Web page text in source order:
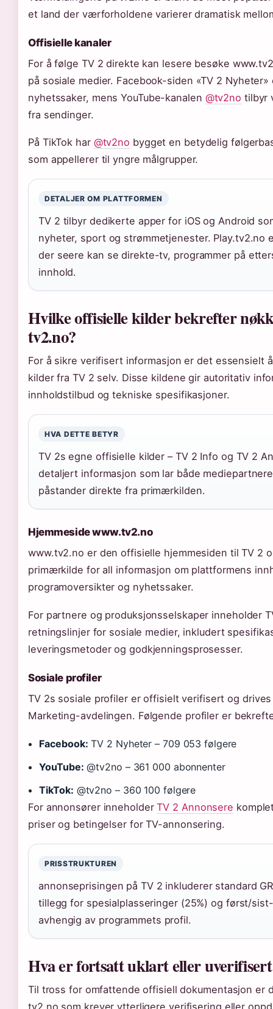
et land der værforholdene varierer dramatisk
Offisielle kanaler
For å følge TV 2 direkte kan lesere besøke
på sosiale medier. Facebook-siden «TV 2
nyhetssaker, mens YouTube-kanalen @tv2no tilbyr
fra sendinger.
På TikTok har @tv2no bygget en betydelig
som appellerer til yngre målgrupper.
DETALJER OM PLATTFORMEN
TV 2 tilbyr dedikerte apper for iOS og Android
nyheter, sport og strømmetjenester. Play.tv2.no
der seere kan se direkte-tv, programmer på
innhold.
Hvilke offisielle kilder bekrefter
tv2.no?
For å sikre verifisert informasjon er det essensielt
kilder fra TV 2 selv. Disse kildene gir autoritativ
innholdstilbud og tekniske spesifikasjoner.
HVA DETTE BETYR
TV 2s egne offisielle kilder – TV 2 Info og TV 2
detaljert informasjon som lar både
påstander direkte fra primærkilden.
Hjemmeside www.tv2.no
www.tv2.no er den offisielle hjemmesiden til TV 2
primærkilde for all informasjon om plattformens
programoversikter og nyhetssaker.
For partnere og produksjonsselskaper inneholder
retningslinjer for sosiale medier, inkludert
leveringsmetoder og godkjenningsprosesser.
Sosiale profiler
TV 2s sosiale profiler er offisielt verifisert og
Marketing-avdelingen. Følgende profiler er
Facebook: TV 2 Nyheter – 709 053 følgere
YouTube: @tv2no – 361 000 abonnenter
TikTok: @tv2no – 360 100 følgere
For annonsører inneholderTV 2 Annonsere
priser og betingelser for TV-annonsering.
PRISSTRUKTUREN
annonseprisingen på TV 2 inkluderer standard
tillegg for spesialplasseringer (25%) og først/
avhengig av programmets profil.
Hva er fortsatt uklart eller
Til tross for omfattende offisiell dokumentasjon er
tv2.no som krever ytterligere verifisering eller